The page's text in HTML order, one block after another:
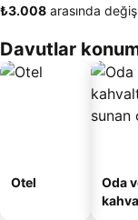
‎₺3.008 arasında
Davutlar
Otel
Oda